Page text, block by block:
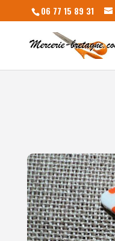
06 77 15 89 31